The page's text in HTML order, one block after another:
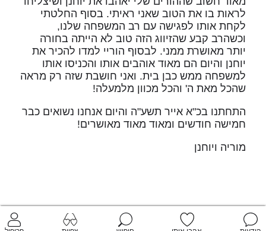
לראות בו את הטוב שאני ראיתי. בסוף החלטתי
לקחת אותו לפגישה עם רב המשפחה שלנו,
וכשהרב קבע שהזיווג הזה טוב לא הייתה בחורה
יותר מאושרת ממני. לבסוף הוריי למדו להכיר את
יוחנן והיום הם מאוד אוהבים אותו והכניסו אותו
למשפחה ממש כבן בית. ואני חושבת שזה רק מראה
שהכל מאת ה' והכל מכוון מלמעלה!
התחתנו בכ"א אייר תשע"ה והיום אנחנו נשואים כבר
חמישה חודשים ומאוד מאוד מאושרים!
מוריה ויוחנן